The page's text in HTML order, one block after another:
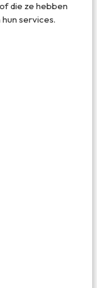
die ze hebben
services.